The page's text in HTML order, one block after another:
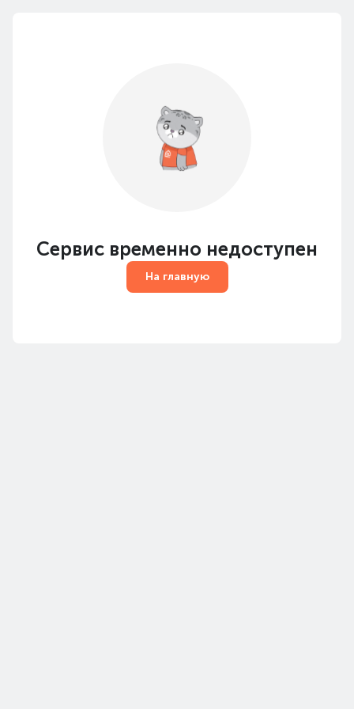
Сервис временно недоступен
На главную